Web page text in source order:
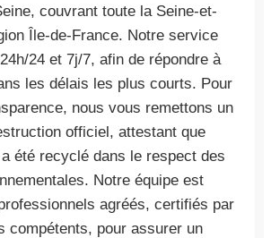
couvrant toute la Seine-et-
Île-de-France. Notre service
24 et 7j/7, afin de répondre à
les délais les plus courts. Pour
nous vous remettons un
officiel, attestant que
été recyclé dans le respect des
Notre équipe est
agréés, certifiés par
compétents, pour assurer un